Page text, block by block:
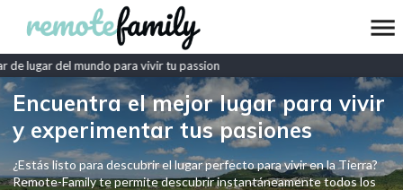
lugar del mundo para vivir tu passion
Encuentra el mejor lugar para vivir
y experimentar tus pasiones
¿Estás listo para descubrir el lugar perfecto para vivir en la Tierra?
Remote-Family te permite descubrir instantáneamente todos los